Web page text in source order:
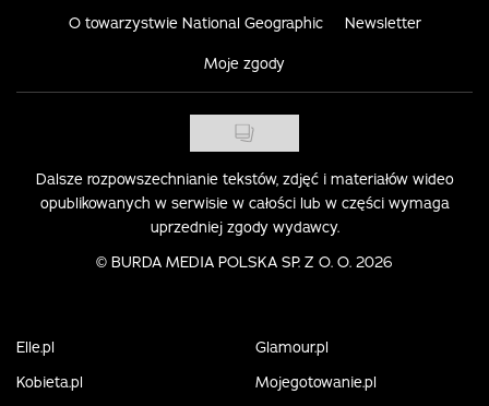
O towarzystwie National Geographic Newsletter
Moje zgody
Dalsze rozpowszechnianie tekstów, zdjęć i materiałów wideo
opublikowanych w serwisie w całości lub w części wymaga
uprzedniej zgody wydawcy.
© BURDA MEDIA POLSKA SP. Z O. O. 2026
Elle.pl
Glamour.pl
Kobieta.pl
Mojegotowanie.pl